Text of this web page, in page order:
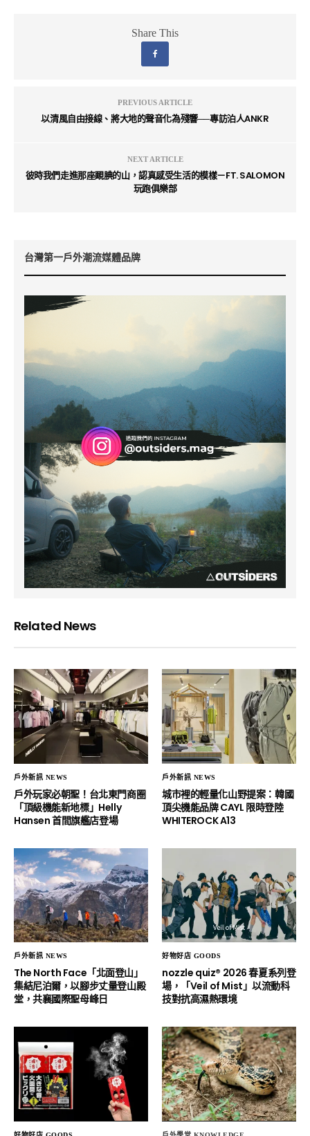
Share This
PREVIOUS ARTICLE
以清風自由接線、將大地的聲音化為殘響──專訪泊人ANKR
NEXT ARTICLE
彼時我們走進那座靦腆的山，認真感受生活的模樣－FT. SALOMON
玩跑俱樂部
台灣第一戶外潮流媒體品牌
Related News
戶外新訊 NEWS
戶外玩家必朝聖！台北東門商圈
「頂級機能新地標」Helly
Hansen 首間旗艦店登場
戶外新訊 NEWS
城市裡的輕量化山野提案：韓國
頂尖機能品牌 CAYL 限時登陸
WHITEROCK A13
戶外新訊 NEWS
The North Face「北面登山」
集結尼泊爾，以腳步丈量登山殿
堂，共襄國際聖母峰日
好物好店 GOODS
nozzle quiz® 2026 春夏系列登
場，「Veil of Mist」以流動科
技對抗高濕熱環境